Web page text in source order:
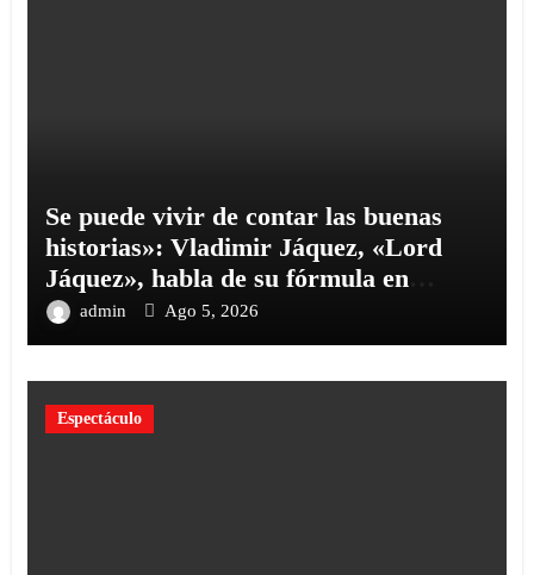
Se puede vivir de contar las buenas
historias»: Vladimir Jáquez, «Lord
Jáquez», habla de su fórmula en
«Cinco Palabras
admin Ago 5, 2026
Espectáculo